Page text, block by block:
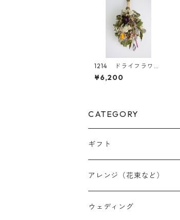
1214 ドライフラワー
スワッグ
¥6,200
CATEGORY
ギフト
アレンジ（花束など）
スワッグ
ウェディング